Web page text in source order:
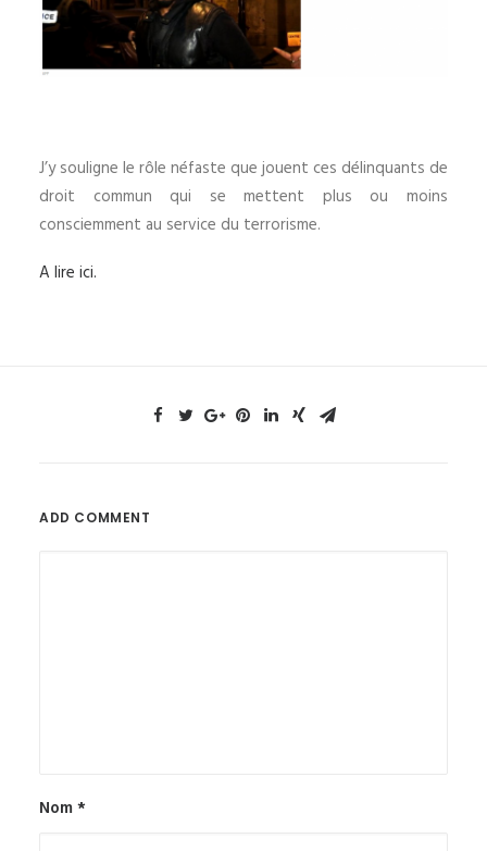
J’y souligne le rôle néfaste que jouent ces délinquants de
droit commun qui se mettent plus ou moins
consciemment au service du terrorisme.
A lire ici.
ADD COMMENT
Nom*